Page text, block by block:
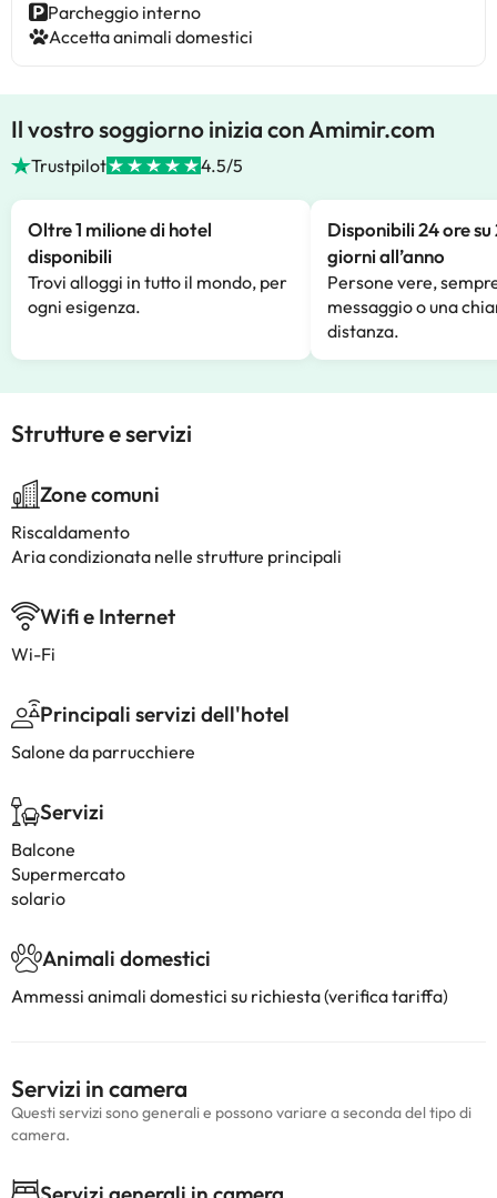
Parcheggio interno
Accetta animali domestici
Il vostro soggiorno inizia con Amimir.com
Trustpilot 4.5/5
Oltre 1 milione di hotel
disponibili
Trovi alloggi in tutto il mondo, per
ogni esigenza.
Disponibili 24 ore su
giorni all’anno
Persone vere,
messaggio o una
distanza.
Strutture e servizi
Zone comuni
Riscaldamento
Aria condizionata nelle strutture principali
Wifi e Internet
Wi-Fi
Principali servizi dell'hotel
Salone da parrucchiere
Servizi
Balcone
Supermercato
solario
Animali domestici
Ammessi animali domestici su richiesta (verifica tariffa)
Servizi in camera
Questi servizi sono generali e possono variare a seconda del tipo di
camera.